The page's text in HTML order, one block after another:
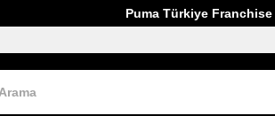
Puma Türkiye Franchise